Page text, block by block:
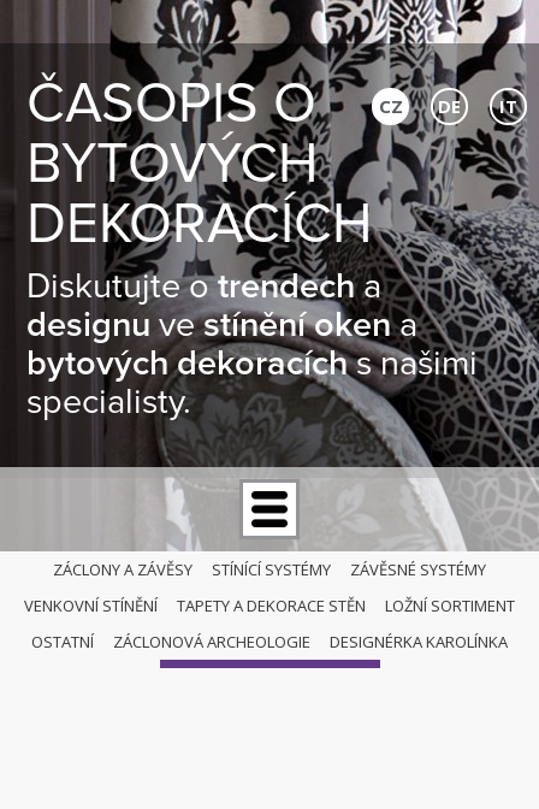
ČASOPIS O
BYTOVÝCH
DEKORACÍCH
Diskutujte otrendecha
designuvestínění okena
bytových dekoracíchs našimi
specialisty.
CZ DE IT
ZÁCLONY A ZÁVĚSY STÍNÍCÍ SYSTÉMY
ZÁVĚSNÉ SYSTÉMY
VENKOVNÍ STÍNĚNÍ
TAPETY A DEKORACE STĚN
LOŽNÍ SORTIMENT
OSTATNÍ
ZÁCLONOVÁ ARCHEOLOGIE DESIGNÉRKA KAROLÍNKA
ROLETY